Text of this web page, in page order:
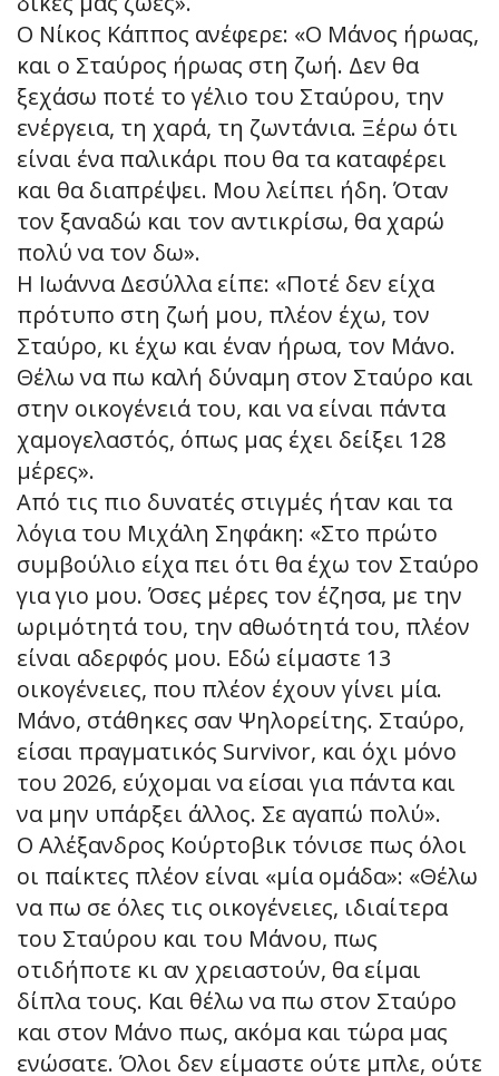
Ο Νίκος Κάππος ανέφερε: «Ο Μάνος ήρωας,
και ο Σταύρος ήρωας στη ζωή. Δεν θα
ξεχάσω ποτέ το γέλιο του Σταύρου, την
ενέργεια, τη χαρά, τη ζωντάνια. Ξέρω ότι
είναι ένα παλικάρι που θα τα καταφέρει
και θα διαπρέψει. Μου λείπει ήδη. Όταν
τον ξαναδώ και τον αντικρίσω, θα χαρώ
πολύ να τον δω».
Η Ιωάννα Δεσύλλα είπε: «Ποτέ δεν είχα
πρότυπο στη ζωή μου, πλέον έχω, τον
Σταύρο, κι έχω και έναν ήρωα, τον Μάνο.
Θέλω να πω καλή δύναμη στον Σταύρο και
στην οικογένειά του, και να είναι πάντα
χαμογελαστός, όπως μας έχει δείξει 128
μέρες».
Από τις πιο δυνατές στιγμές ήταν και τα
λόγια του Μιχάλη Σηφάκη: «Στο πρώτο
συμβούλιο είχα πει ότι θα έχω τον Σταύρο
για γιο μου. Όσες μέρες τον έζησα, με την
ωριμότητά του, την αθωότητά του, πλέον
είναι αδερφός μου. Εδώ είμαστε 13
οικογένειες, που πλέον έχουν γίνει μία.
Μάνο, στάθηκες σαν Ψηλορείτης. Σταύρο,
είσαι πραγματικός Survivor, και όχι μόνο
του 2026, εύχομαι να είσαι για πάντα και
να μην υπάρξει άλλος. Σε αγαπώ πολύ».
Ο Αλέξανδρος Κούρτοβικ τόνισε πως όλοι
οι παίκτες πλέον είναι «μία ομάδα»: «Θέλω
να πω σε όλες τις οικογένειες, ιδιαίτερα
του Σταύρου και του Μάνου, πως
οτιδήποτε κι αν χρειαστούν, θα είμαι
δίπλα τους. Και θέλω να πω στον Σταύρο
και στον Μάνο πως, ακόμα και τώρα μας
ενώσατε. Όλοι δεν είμαστε ούτε μπλε, ούτε